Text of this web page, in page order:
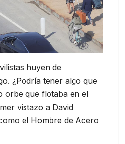
huyen de
¿Podría tener algo que
orbe que flotaba en el
vistazo a David
el Hombre de Acero